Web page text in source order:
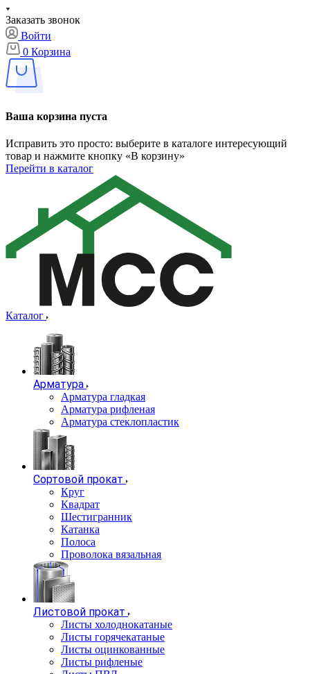
Заказать звонок
Войти
0 Корзина
Ваша корзина пуста
Исправить это просто: выберите в каталоге интересующий
товар и нажмите кнопку «В корзину»
Перейти в каталог
Каталог
Арматура
Арматура гладкая
Арматура рифленая
Арматура стеклопластик
Сортовой прокат
Круг
Квадрат
Шестигранник
Катанка
Полоса
Проволока вязальная
Листовой прокат
Листы холоднокатаные
Листы горячекатаные
Листы оцинкованные
Листы рифленые